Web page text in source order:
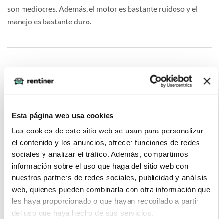
Esta página web usa cookies
Las cookies de este sitio web se usan para personalizar
el contenido y los anuncios, ofrecer funciones de redes
sociales y analizar el tráfico. Además, compartimos
información sobre el uso que haga del sitio web con
nuestros partners de redes sociales, publicidad y análisis
web, quienes pueden combinarla con otra información que
les haya proporcionado o que hayan recopilado a partir
del uso que haya hecho de sus servicios.
son mediocres. Además, el motor es bastante ruidoso y el
manejo es bastante duro.
recientemente y me ha impresionado este coche para bien. El
vehículo es cómodo, espacioso y ofrece un gran rendimiento.
El motor es potente y suave, y la dirección es precisa y
sensible. El interior está bien diseñado y cuenta con una gran
cantidad de características útiles, por lo que lo recomiendo
mucho.